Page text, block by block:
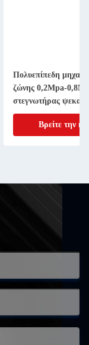
Πολυεπίπεδη
ζώνης 0,2Mpa-
στεγνωτήρας
Βρείτε την